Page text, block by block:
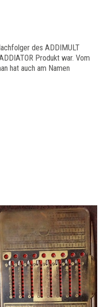
des ADDIMULT
Produkt war. Vom
hat auch am Namen